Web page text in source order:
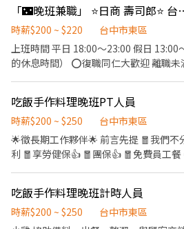
「🌃晚班兼職
時薪$200 ~ $220
台中市東區
上班時間 平日 18:00～23:00 假日 13:00～23:00 （中間會給予充分
的休息時間） ⭕復職同仁大歡迎 離職未滿三個月者享有: ▪年資累
假打工 ▪彈性排班：請於面試時與主管
場 帶客入座→介紹、服務→商品提供→
收銀結帳 等 ▪內場 商品進貨、準備、
餐具清洗→庫存盤點、出貨 等 ⭕獎金
升參與感 ▪除學習到日本商業禮儀、衛
還可接觸店鋪的經營管理，例如：成本
▪升遷快速且制度完善，依努力及成
吃飯手作料理晚班PT人員
時薪$200 ~ $250
台中市東區
🌟徵長期工作夥伴🌟 前言先提 🧧我們不分職位一視同仁提供以下福
利 🧧享勞健保👍 🧧團保👍 🧧免費員工
分：餐期時間完成顧客餐點 整潔部分：
潔之事宜 顧客交談部分：學習基本桌邊
紹、解決顧客問題、協助接電話訂餐 ✨店舖本身較小每個工作崗位
吃飯手作料理晚班計時人員
時薪$200 ~ $250
台中市東區